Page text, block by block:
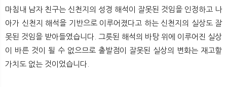
마침내 남자 친구는 신천지의 성경 해석이 잘못된 것임을 인정하고 나
아가 신천지 해석을 기반으로 이루어졌다고 하는 신천지의 실상도 잘
못된 것임을 받아들였습니다. 그릇된 해석의 바탕 위에 이루어진 실상
이 바른 것이 될 수 없으므로 출발점이 잘못된 실상의 변화는 재고할
가치도 없는 것이었습니다.